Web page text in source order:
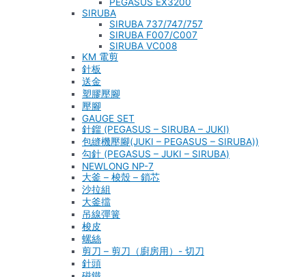
SIRUBA
SIRUBA 737/747/757
SIRUBA F007/C007
SIRUBA VC008
KM 電剪
針板
送金
塑膠壓腳
壓腳
GAUGE SET
針鎦 (PEGASUS – SIRUBA – JUKI)
包縫機壓腳(JUKI – PEGASUS – SIRUBA))
勾針 (PEGASUS – JUKI – SIRUBA)
NEWLONG NP-7
大釜 – 梭殼 – 鎖芯
沙拉組
大釜擋
吊線彈簧
梭皮
螺絲
剪刀 – 剪刀（廚房用）- 切刀
針頭